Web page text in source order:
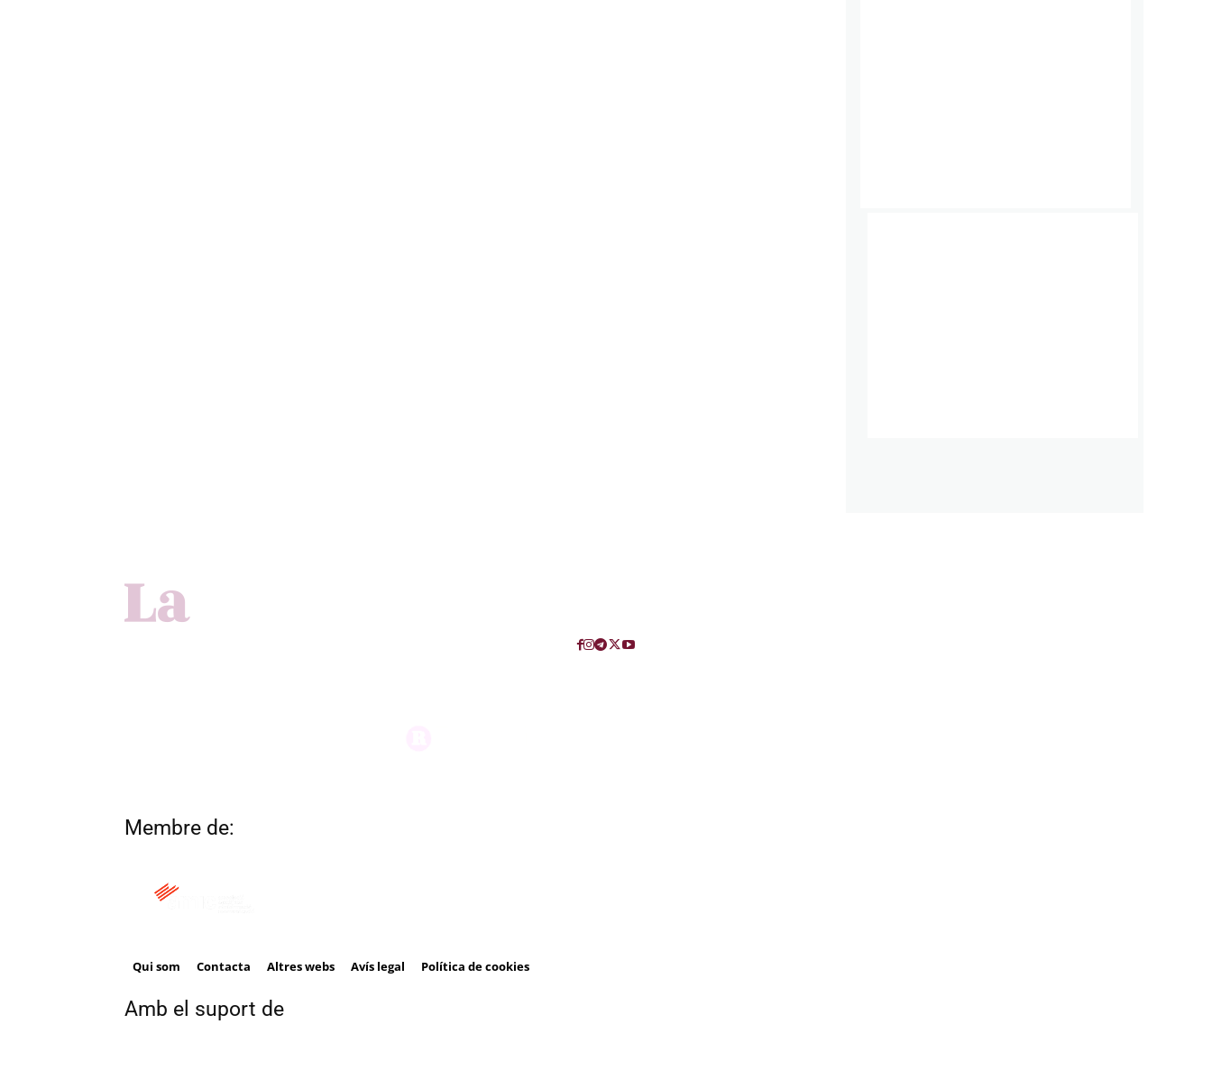
Membre de:
Qui som Contacta Altres webs Avís legal Política de cookies
Amb el suport de